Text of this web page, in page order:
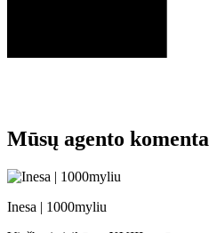
Mūsų agento
Inesa | 1000myliu